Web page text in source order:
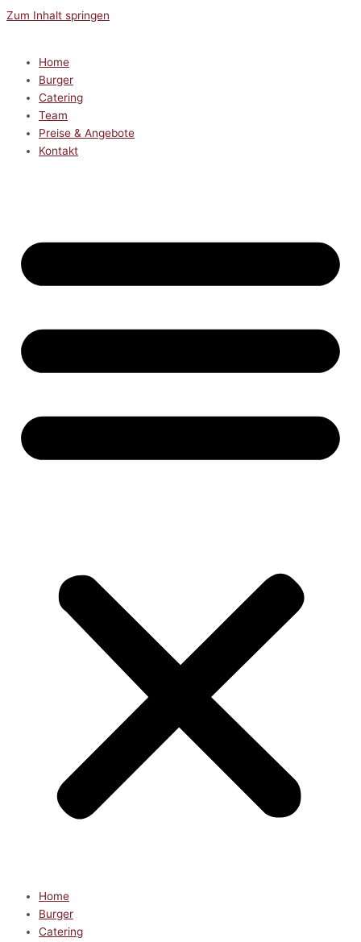
Zum Inhalt springen
Home
Burger
Catering
Team
Preise & Angebote
Kontakt
Home
Burger
Catering